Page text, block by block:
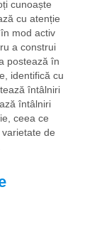
cunoaște
cu atenție
mod activ
a construi
postează în
identifică cu
întâlniri
întâlniri
ceea ce
de